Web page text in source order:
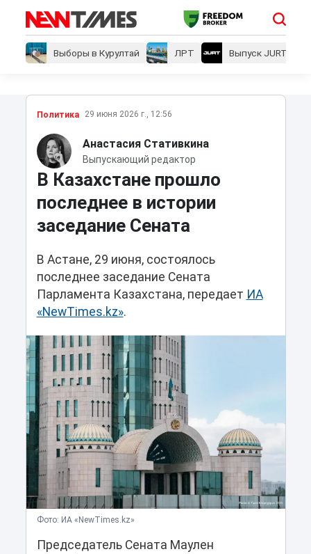
Выборы в Курултай ЛРТ Выпуск JURT
Политика 29 июня 2026 г., 12:56
Анастасия Стативкина
Выпускающий редактор
В Казахстане прошло
последнее в истории
заседание Сената
В Астане, 29 июня, состоялось
последнее заседание Сената
Парламента Казахстана, передает ИА
«NewTimes.kz».
Фото: ИА «NewTimes.kz»
Председатель Сената Маулен